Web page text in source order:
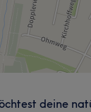
deine